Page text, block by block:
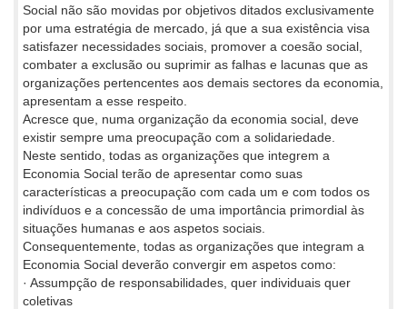
Social não são movidas por objetivos ditados exclusivamente
por uma estratégia de mercado, já que a sua existência visa
satisfazer necessidades sociais, promover a coesão social,
combater a exclusão ou suprimir as falhas e lacunas que as
organizações pertencentes aos demais sectores da economia,
apresentam a esse respeito.
Acresce que, numa organização da economia social, deve
existir sempre uma preocupação com a solidariedade.
Neste sentido, todas as organizações que integrem a
Economia Social terão de apresentar como suas
características a preocupação com cada um e com todos os
indivíduos e a concessão de uma importância primordial às
situações humanas e aos aspetos sociais.
Consequentemente, todas as organizações que integram a
Economia Social deverão convergir em aspetos como:
· Assumpção de responsabilidades, quer individuais quer
coletivas